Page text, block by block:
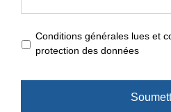
Conditions
générales
Conditions générales lues et
protection des données